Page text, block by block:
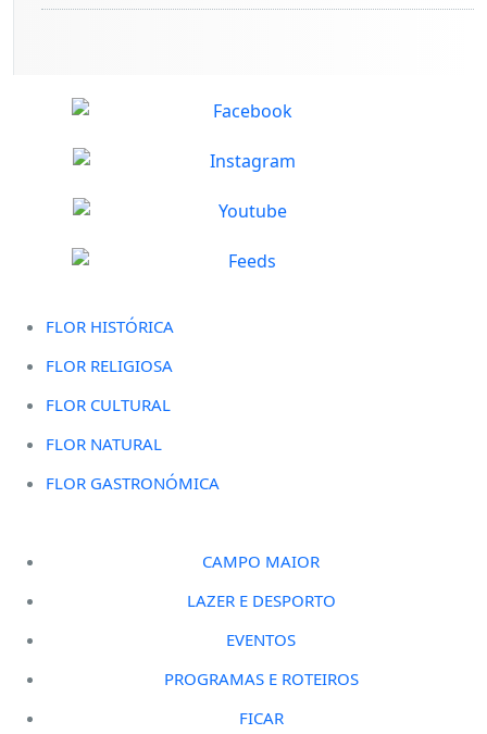
FLOR HISTÓRICA
FLOR RELIGIOSA
FLOR CULTURAL
FLOR NATURAL
FLOR GASTRONÓMICA
CAMPO MAIOR
LAZER E DESPORTO
EVENTOS
PROGRAMAS E ROTEIROS
FICAR